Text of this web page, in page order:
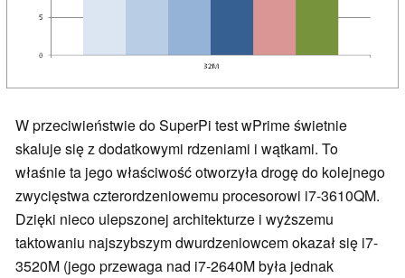
W przeciwieństwie do SuperPi test wPrime świetnie
skaluje się z dodatkowymi rdzeniami i wątkami. To
właśnie ta jego właściwość otworzyła drogę do kolejnego
zwycięstwa czterordzeniowemu procesorowi i7-3610QM.
Dzięki nieco ulepszonej architekturze i wyższemu
taktowaniu najszybszym dwurdzeniowcem okazał się i7-
3520M (jego przewaga nad i7-2640M była jednak